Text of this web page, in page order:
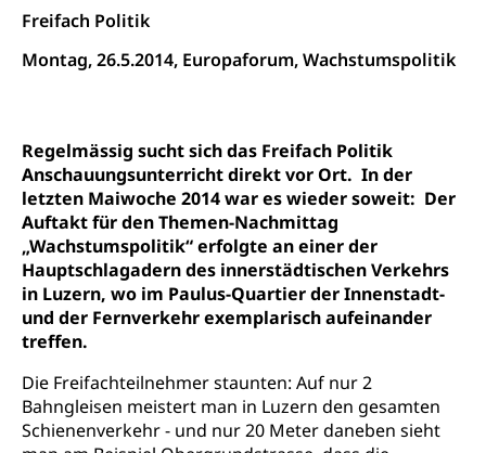
Freifach Politik
Montag, 26.5.2014, Europaforum, Wachstumspolitik
Regelmässig sucht sich das Freifach Politik
Anschauungsunterricht direkt vor Ort. In der
letzten Maiwoche 2014 war es wieder soweit: Der
Auftakt für den Themen-Nachmittag
„Wachstumspolitik“ erfolgte an einer der
Hauptschlagadern des innerstädtischen Verkehrs
in Luzern, wo im Paulus-Quartier der Innenstadt-
und der Fernverkehr exemplarisch aufeinander
treffen.
Die Freifachteilnehmer staunten: Auf nur 2
Bahngleisen meistert man in Luzern den gesamten
Schienenverkehr - und nur 20 Meter daneben sieht
Zivilschutz
Gleichstellung von Frau und Mann
Diskriminierung, Gleichstellungsbüro, Mobbing
Gleichstellung aller Geschlechter und
Lebensformen
Gleichstellung Menschen mit
Behinderungen
Zivilverfahren
Zivilrecht, Zivilrechtspflege, Gerichtsverfahren
Bezirksgerichte: Aufgaben und Verfahren
Betreibung und Konkurs
Bankrott, Schulden, Zahlungsunfähigkeit, Pfändung
Schulden (gruezi.lu.ch)
Betreibungsämter
Demokratie
Regierungsform, Stimm- und Wahlrecht,